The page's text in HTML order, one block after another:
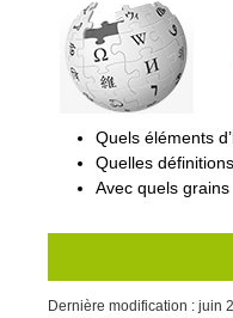
Quels éléments
Quelles
Avec quels
Dernière modification : juin